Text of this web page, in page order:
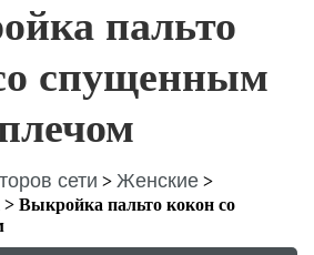
пальто
спущенным
сети > Женские >
> Выкройка пальто кокон со